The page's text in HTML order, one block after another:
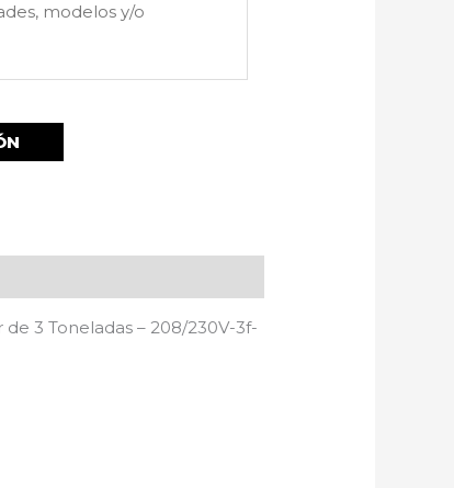
3 Toneladas – 208/230V-3f-